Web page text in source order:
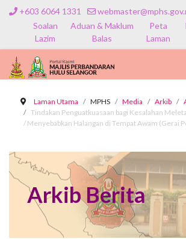
+603 6064 1331
Soalan
Lazim
Aduan & Maklum
Balas
Peta
Laman
Laman Utama MPHS Media Arkib
Tindakan Penguatkuasaan bagi Kesalahan
/ Menyebabkan Halangan di Tempat Awam (Gerai
Arkib Berita